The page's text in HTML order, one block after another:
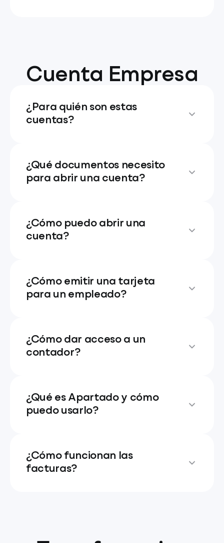
Cuenta Empresa
¿Para quién son estas
cuentas?
¿Qué documentos necesito
para abrir una cuenta?
¿Cómo puedo abrir una
cuenta?
¿Cómo emitir una tarjeta
para un empleado?
¿Cómo dar acceso a un
contador?
¿Qué es Apartado y cómo
puedo usarlo?
¿Cómo funcionan las
facturas?